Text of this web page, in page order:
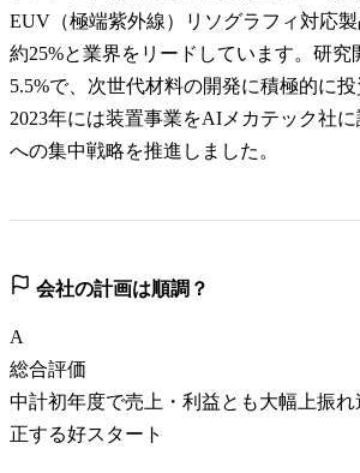
EUV（極端紫外線）リソグラフィ対応
約25%と業界をリードしています。研究
5.5%で、次世代材料の開発に積極的に投
2023年には装置事業をAIメカテック社
への集中戦略を推進しました。
会社の計画は順調？
A
総合評価
中計初年度で売上・利益とも大幅上振
正する好スタート